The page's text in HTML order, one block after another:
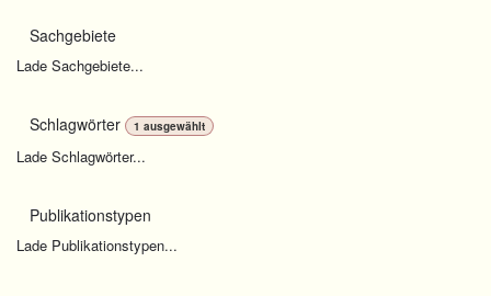
Sachgebiete
Lade Sachgebiete...
Schlagwörter 1 ausgewählt
Lade Schlagwörter...
Publikationstypen
Lade Publikationstypen...